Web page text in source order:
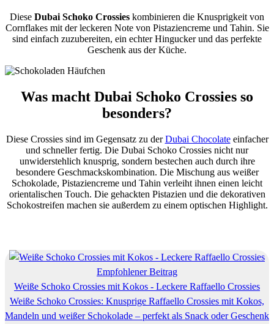
Diese Dubai Schoko Crossies kombinieren die Knusprigkeit von
Cornflakes mit der leckeren Note von Pistaziencreme und Tahin. Sie
sind einfach zuzubereiten, ein echter Hingucker und das perfekte
Geschenk aus der Küche.
Was macht Dubai Schoko Crossies so
besonders?
Diese Crossies sind im Gegensatz zu derDubai Chocolateeinfacher
und schneller fertig. Die Dubai Schoko Crossies nicht nur
unwiderstehlich knusprig, sondern bestechen auch durch ihre
besondere Geschmackskombination. Die Mischung aus weißer
Schokolade, Pistaziencreme und Tahin verleiht ihnen einen leicht
orientalischen Touch. Die gehackten Pistazien und die dekorativen
Schokostreifen machen sie außerdem zu einem optischen Highlight.
Empfohlener Beitrag
Weiße Schoko Crossies mit Kokos - Leckere Raffaello Crossies
Weiße Schoko Crossies: Knusprige Raffaello Crossies mit Kokos,
Mandeln und weißer Schokolade – perfekt als Snack oder Geschenk